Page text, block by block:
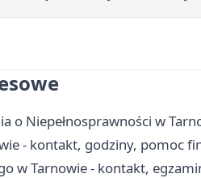
o Niepełnosprawności w
- kontakt, godziny, pomoc
w Tarnowie - kontakt,